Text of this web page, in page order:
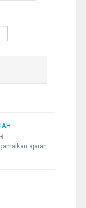
ajaran